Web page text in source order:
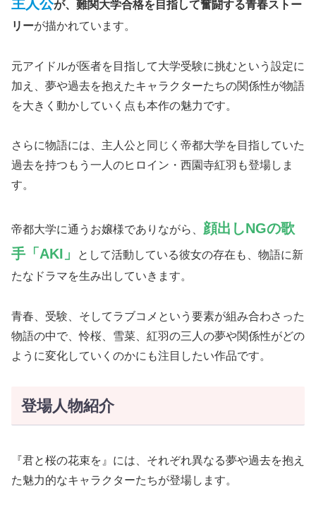
主人公が、難関大学合格を目指して奮闘する青春ストー
リーが描かれています。
元アイドルが医者を目指して大学受験に挑むという設定に
加え、夢や過去を抱えたキャラクターたちの関係性が物語
を大きく動かしていく点も本作の魅力です。
さらに物語には、主人公と同じく帝都大学を目指していた
過去を持つもう一人のヒロイン・西園寺紅羽も登場しま
す。
帝都大学に通うお嬢様でありながら、 顔出しNGの歌
手「AKI」
として活動している彼女の存在も、物語に新
たなドラマを生み出していきます。
青春、受験、そしてラブコメという要素が組み合わさった
物語の中で、怜桜、雪菜、紅羽の三人の夢や関係性がどの
ように変化していくのかにも注目したい作品です。
登場人物紹介
『君と桜の花束を』には、それぞれ異なる夢や過去を抱え
た魅力的なキャラクターたちが登場します。